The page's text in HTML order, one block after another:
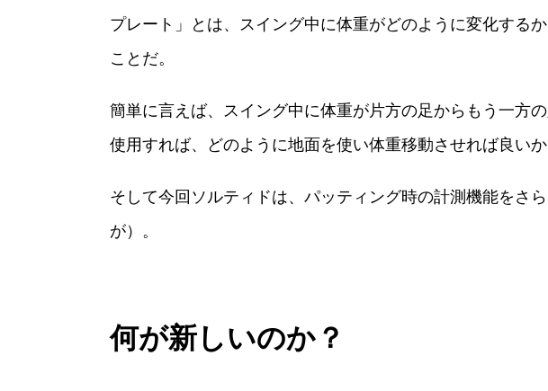
プレート」とは、スイング中に体重がどのように変化する
ことだ。
簡単に言えば、スイング中に体重が片方の足からもう一方
使用すれば、どのように地面を使い体重移動させれば良いか
そして今回ソルティドは、パッティング時の計測機能をさ
が）。
何が新しいのか？